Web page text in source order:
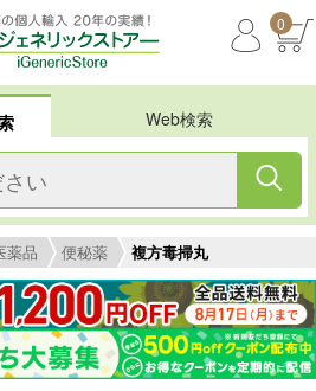
0
Web検索
薬品 便秘薬 複方毒掃丸